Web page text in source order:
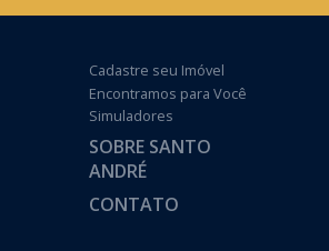
Cadastre seu Imóvel
Encontramos para Você
Simuladores
SOBRE SANTO
ANDRÉ
CONTATO